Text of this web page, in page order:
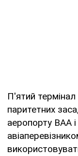
П'ятий
паритетних
аеропорту ВАА